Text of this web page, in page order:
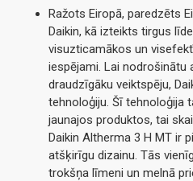
Ražots Eiropā, paredzēts
Daikin, kā izteikts tirgus
visuzticamākos un
iespējami. Lai nodrošinātu
draudzīgāku veiktspēju,
tehnoloģiju. Šī tehnoloģija
jaunajos produktos, tai
Daikin Altherma 3 H MT ir
atšķirīgu dizainu. Tās
trokšņa līmeni un melnā